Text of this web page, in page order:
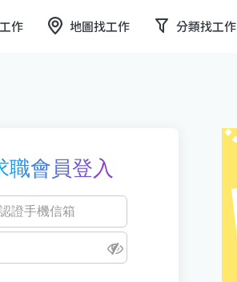
作 地圖找工作 分類找工作
職會員登入